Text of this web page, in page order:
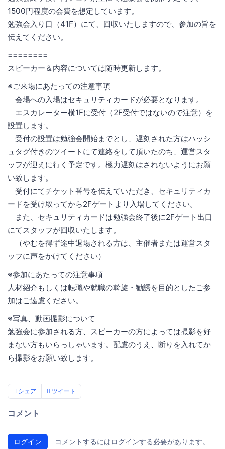
1500円程度の会費を想定しています。
勉強会入り口（41F）にて、回収いたしますので、参加の旨を
伝えてください。
========
スピーカー＆内容については随時更新します。
※ご来場にあたっての注意事項
会場への入場はセキュリティカードが必要となります。
エスカレーター横1Fに受付（2F受付ではないので注意）を
設置します。
受付の設置は勉強会開始までとし、遅刻された方はハッシ
ュタグ付きのツイートにて連絡をして頂いたのち、運営スタ
ッフが迎えに行く予定です。極力遅刻はされないようにお願
い致します。
受付にてチケット番号を伝えていただき、セキュリティカ
ードを受け取ってから2Fゲートより入場してください。
また、セキュリティカードは勉強会終了後に2Fゲート出口
にてスタッフが回収いたします。
（やむを得ず途中退場される方は、主催者または運営スタ
ッフに声をかけてください）
※参加にあたっての注意事項
人材紹介もしくは転職や就職の斡旋・勧誘を目的としたご参
加はご遠慮ください。
※写真、動画撮影について
勉強会に参加される方、スピーカーの方によっては撮影を好
まない方もいらっしゃいます。配慮のうえ、断りを入れてか
ら撮影をお願い致します。
シェア ツイート
コメント
ログイン コメントするにはログインする必要があります。